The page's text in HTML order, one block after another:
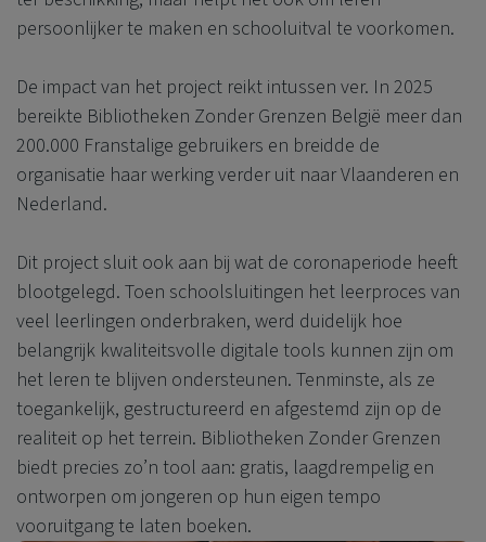
persoonlijker te maken en schooluitval te voorkomen.
De impact van het project reikt intussen ver. In 2025
bereikte Bibliotheken Zonder Grenzen België meer dan
200.000 Franstalige gebruikers en breidde de
organisatie haar werking verder uit naar Vlaanderen en
Nederland.
Dit project sluit ook aan bij wat de coronaperiode heeft
blootgelegd. Toen schoolsluitingen het leerproces van
veel leerlingen onderbraken, werd duidelijk hoe
belangrijk kwaliteitsvolle digitale tools kunnen zijn om
het leren te blijven ondersteunen. Tenminste, als ze
toegankelijk, gestructureerd en afgestemd zijn op de
realiteit op het terrein. Bibliotheken Zonder Grenzen
biedt precies zo’n tool aan: gratis, laagdrempelig en
ontworpen om jongeren op hun eigen tempo
vooruitgang te laten boeken.